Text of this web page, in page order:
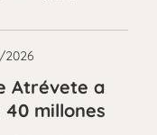
2026
Atrévete a
40 millones